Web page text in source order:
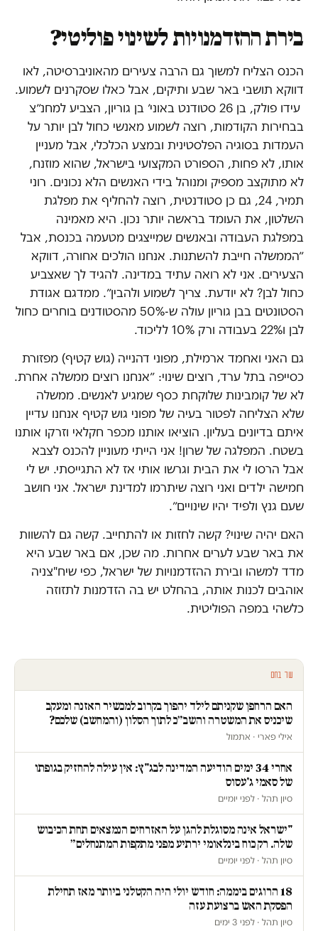
בירת ההזדמנויות לשינוי פוליטי?
הכנס הצליח למשוך גם הרבה צעירים מהאוניברסיטה, לאו
דווקא תושבי באר שבע ותיקים, אבל כאלו שסקרנים לשמוע.
עידו פולק, בן 26 סטודנט באוני׳ בן גוריון‫, הצביע למחנ״צ
בבחירות הקודמות‫, רוצה לשמוע מאנשי כחול לבן יותר על
העמדות בסוגיה הפלסטינית ובמצע הכלכלי‫, אבל מעניין
אותו‫, לא פחות‫, הספורט המקצועי בישראל‫, שהוא מוזנח‫,
לא מתוקצב מספיק ומנוהל בידי האנשים הלא נכונים‫. רוני
תמיר, 24, גם כן סטודנטית‫, רוצה להחליף את מפלגת
השלטון‫, את העומד בראשה יותר נכון‫. היא מאמינה
במפלגת העבודה ובאנשים שמייצגים מטעמה בכנסת‫, אבל
״הממשלה חייבת להשתנות‫. אנחנו הולכים אחורה‫, דווקא
הצעירים‫. אני לא רואה עתיד במדינה‫. להגיד לך שאצביע
כחול לבן? לא יודעת‫. צריך לשמוע ולהבין״‫. ממדגם אגודת
הסטונטים בבן גוריון עולה ש-50% מהסטודנים בוחרים כחול
לבן ו22% בעבודה ורק 10% לליכוד.
גם האני ואחמד ארמילת, מפוני דהנייה ‫(גוש קטיף‫) מפזורת
כסייפה בתל ערד, רוצים שינוי‫: ״אנחנו רוצים ממשלה אחרת.
לא של קומבינות שלוקחת כסף שמגיע לאנשים. ממשלה
שלא הצליחה לפטור בעיה של מפוני גוש קטיף אנחנו עדיין
איתם בדיונים בעליון. הוציאו אותנו מכפר חקלאי וזרקו אותנו
בשטח. המפלגה של שרון‫! אני הייתי מעוניין להכנס לצבא
אבל הרסו לי את הבית וגרשו אותי אז לא התגייסתי. יש לי
חמישה ילדים ואני רוצה שיתרמו למדינת ישראל‫. אני חושב
שעם גנץ ולפיד יהיו שינויים‫״.
האם יהיה שינוי? קשה לחזות או להתחייב. קשה גם להשוות
את באר שבע לערים אחרות. מה שכן, אם באר שבע היא
מדד למשהו ובירת ההזדמנויות של ישראל, כפי שיח"צניה
אוהבים לכנות אותה, בהחלט יש בה הזדמנות לתזוזה
כלשהי במפה הפוליטית.
עוד בחם
האם הרחפן שקניתם לילד יהפוך בקרוב למכשיר האזנה ומעקב
שיכניס את המשטרה והשב״כ לתוך הסלון (והמחשב) שלכם?
אילי פארי · אתמול
אחרי 34 ימים הודיעה המדינה לבג"ץ: אין עילה להחזיק בגופתו
של סאמי ג'עסוס
סיון תהל · לפני יומיים
"ישראל אינה מסוגלת להגן על האזרחים הנמצאים תחת הכיבוש
שלה. רק כוח בינלאומי ירתיע מפני מתקפות המתנחלים״
סיון תהל · לפני יומיים
18 הרוגים ביממה: חודש יולי היה הקטלני ביותר מאז תחילת
הפסקת האש ברצועת עזה
סיון תהל · לפני 3 ימים